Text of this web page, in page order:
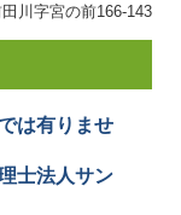
川字宮の前166-143
は有りませ
士法人サン